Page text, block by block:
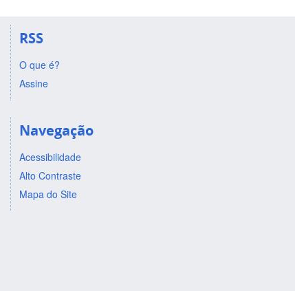
RSS
O que é?
Assine
Navegação
Acessibilidade
Alto Contraste
Mapa do Site